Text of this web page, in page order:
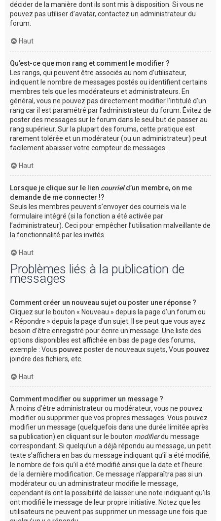
décider de la manière dont ils sont mis à disposition. Si vous ne
pouvez pas utiliser d’avatar, contactez un administrateur du
forum.
Haut
Qu’est-ce que mon rang et comment le modifier ?
Les rangs, qui peuvent être associés au nom d’utilisateur,
indiquent le nombre de messages postés ou identifient certains
membres tels que les modérateurs et administrateurs. En
général, vous ne pouvez pas directement modifier l’intitulé d’un
rang car il est paramétré par l’administrateur du forum. Évitez de
poster des messages sur le forum dans le seul but de passer au
rang supérieur. Sur la plupart des forums, cette pratique est
rarement tolérée et un modérateur (ou un administrateur) peut
facilement abaisser votre compteur de messages.
Haut
Lorsque je clique sur le lien courrield’un membre, on me
demande de me connecter !?
Seuls les membres peuvent s’envoyer des courriels via le
formulaire intégré (si la fonction a été activée par
l’administrateur). Ceci pour empêcher l’utilisation malveillante de
la fonctionnalité par les invités.
Haut
Problèmes liés à la publication de
messages
Comment créer un nouveau sujet ou poster une réponse ?
Cliquez sur le bouton « Nouveau » depuis la page d’un forum ou
« Répondre » depuis la page d’un sujet. Il se peut que vous ayez
besoin d’être enregistré pour écrire un message. Une liste des
options disponibles est affichée en bas de page des forums,
exemple : Vous pouvez poster de nouveaux sujets, Vous pouvez
joindre des fichiers, etc.
Haut
Comment modifier ou supprimer un message ?
À moins d’être administrateur ou modérateur, vous ne pouvez
modifier ou supprimer que vos propres messages. Vous pouvez
modifier un message (quelquefois dans une durée limitée après
sa publication) en cliquant sur le bouton modifierdu message
correspondant. Si quelqu’un a déjà répondu au message, un petit
texte s’affichera en bas du message indiquant qu’il a été modifié,
le nombre de fois qu’il a été modifié ainsi que la date et l’heure
de la dernière modification. Ce message n’apparaîtra pas si un
modérateur ou un administrateur modifie le message,
cependant ils ont la possibilité de laisser une note indiquant qu’ils
ont modifié le message de leur propre initiative. Notez que les
utilisateurs ne peuvent pas supprimer un message une fois que